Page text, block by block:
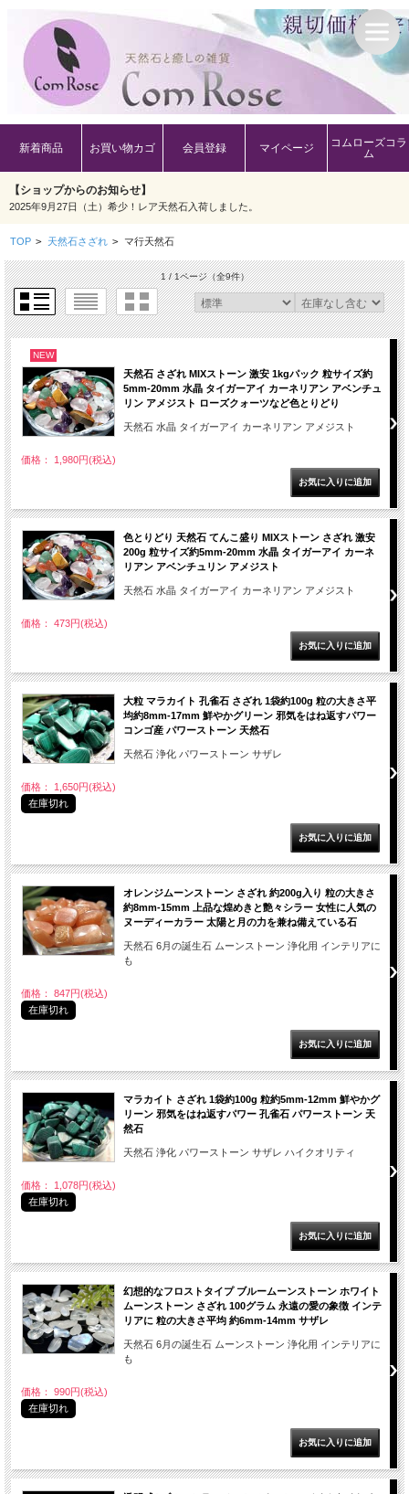
新着商品 お買い物カゴ 会員登録 マイページ
コムローズコラ
ム
【ショップからのお知らせ】
2025年9月27日（土）希少！レア天然石入荷しました。
TOP > 天然石さざれ > マ行天然石
1 / 1ページ（全9件）
NEW
天然石 さざれ MIXストーン 激安 1kgパック 粒サイズ約
5mm-20mm 水晶 タイガーアイ カーネリアン アベンチュ
リン アメジスト ローズクォーツなど色とりどり
天然石 水晶 タイガーアイ カーネリアン アメジスト
価格： 1,980円(税込)
色とりどり 天然石 てんこ盛り MIXストーン さざれ 激安
200g 粒サイズ約5mm-20mm 水晶 タイガーアイ カーネ
リアン アベンチュリン アメジスト
天然石 水晶 タイガーアイ カーネリアン アメジスト
価格： 473円(税込)
大粒 マラカイト 孔雀石 さざれ 1袋約100g 粒の大きさ平
均約8mm-17mm 鮮やかグリーン 邪気をはね返すパワー
コンゴ産 パワーストーン 天然石
天然石 浄化 パワーストーン サザレ
価格： 1,650円(税込)
在庫切れ
オレンジムーンストーン さざれ 約200g入り 粒の大きさ
約8mm-15mm 上品な煌めきと艶々シラー 女性に人気の
ヌーディーカラー 太陽と月の力を兼ね備えている石
天然石 6月の誕生石 ムーンストーン 浄化用 インテリアに
も
価格： 847円(税込)
在庫切れ
マラカイト さざれ 1袋約100g 粒約5mm-12mm 鮮やかグ
リーン 邪気をはね返すパワー 孔雀石 パワーストーン 天
然石
天然石 浄化 パワーストーン サザレ ハイクオリティ
価格： 1,078円(税込)
在庫切れ
幻想的なフロストタイプ ブルームーンストーン ホワイト
ムーンストーン さざれ 100グラム 永遠の愛の象徴 インテ
リアに 粒の大きさ平均 約6mm-14mm サザレ
天然石 6月の誕生石 ムーンストーン 浄化用 インテリアに
も
価格： 990円(税込)
在庫切れ